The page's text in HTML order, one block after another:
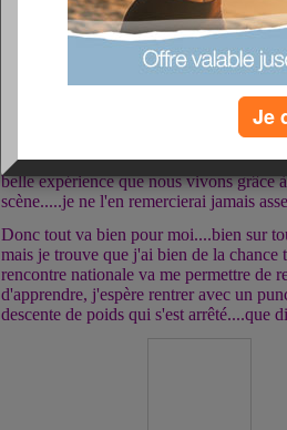
Le mois de mai tire bientôt à sa fin en
de rencontre nationale, avec ce temps
week end prochain notre dernier
Zénith.....après on pourra pense
Nos précédents concerts se sont
pour la beauté des tableaux qui
belle expérience que nous vivons grâce
scène.....je ne l'en remercierai jamais
Donc tout va bien pour moi....bien sur
mais je trouve que j'ai bien de la chance
rencontre nationale va me permettre de
d'apprendre, j'espère rentrer avec un
descente de poids qui s'est arrêté....que
Je